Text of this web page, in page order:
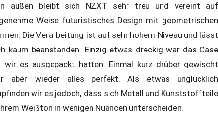
außen bleibt sich NZXT sehr treu und vereint auf
Weise futuristisches Design mit geometrischen
Die Verarbeitung ist auf sehr hohem Niveau und lässt
kaum beanstanden. Einzig etwas dreckig war das Case
wir es ausgepackt hatten. Einmal kurz drüber gewischt
aber wieder alles perfekt. Als etwas unglücklich
wir es jedoch, dass sich Metall und Kunststoffteile
Weißton in wenigen Nuancen unterscheiden.